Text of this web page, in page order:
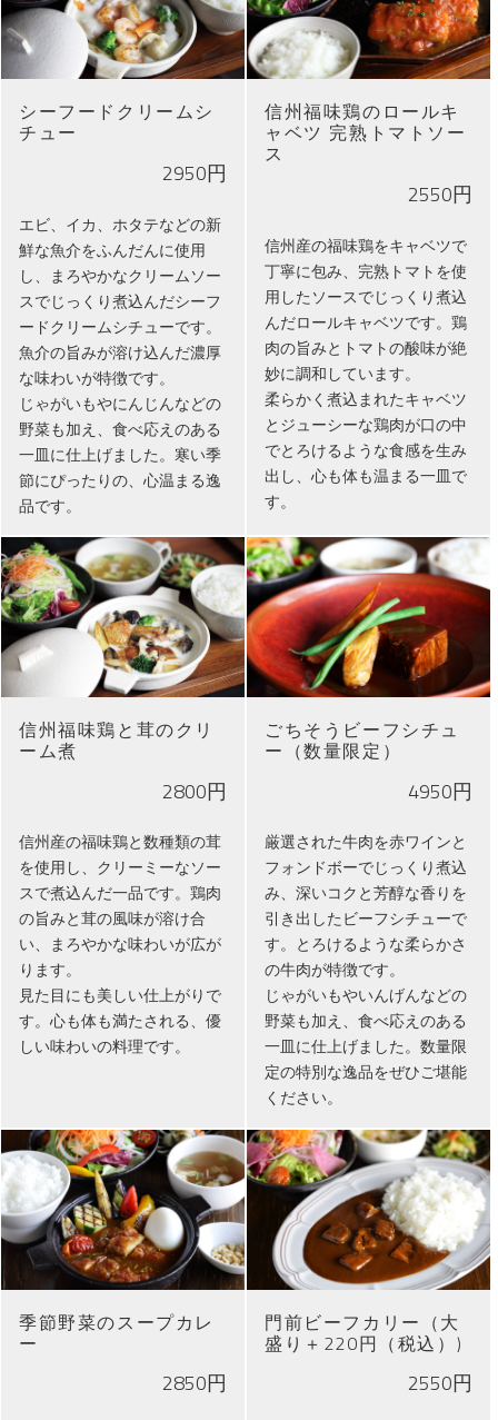
シーフードクリームシ
チュー
2950円
エビ、イカ、ホタテなどの新
鮮な魚介をふんだんに使用
し、まろやかなクリームソー
スでじっくり煮込んだシーフ
ードクリームシチューです。
魚介の旨みが溶け込んだ濃厚
な味わいが特徴です。
じゃがいもやにんじんなどの
野菜も加え、食べ応えのある
一皿に仕上げました。寒い季
節にぴったりの、心温まる逸
品です。
信州福味鶏のロールキ
ャベツ 完熟トマトソー
ス
2550円
信州産の福味鶏をキャベツで
丁寧に包み、完熟トマトを使
用したソースでじっくり煮込
んだロールキャベツです。鶏
肉の旨みとトマトの酸味が絶
妙に調和しています。
柔らかく煮込まれたキャベツ
とジューシーな鶏肉が口の中
でとろけるような食感を生み
出し、心も体も温まる一皿で
す。
信州福味鶏と茸のクリ
ーム煮
2800円
信州産の福味鶏と数種類の茸
を使用し、クリーミーなソー
スで煮込んだ一品です。鶏肉
の旨みと茸の風味が溶け合
い、まろやかな味わいが広が
ります。
見た目にも美しい仕上がりで
す。心も体も満たされる、優
しい味わいの料理です。
ごちそうビーフシチュ
ー（数量限定）
4950円
厳選された牛肉を赤ワインと
フォンドボーでじっくり煮込
み、深いコクと芳醇な香りを
引き出したビーフシチューで
す。とろけるような柔らかさ
の牛肉が特徴です。
じゃがいもやいんげんなどの
野菜も加え、食べ応えのある
一皿に仕上げました。数量限
定の特別な逸品をぜひご堪能
ください。
季節野菜のスープカレ
ー
2850円
門前ビーフカリー（大
盛り＋220円（税込）)
2550円